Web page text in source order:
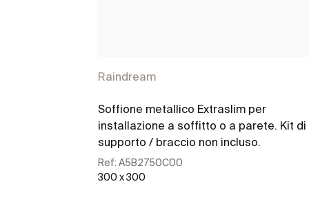
Raindream
Soffione metallico Extraslim per
installazione a soffitto o a parete. Kit di
supporto / braccio non incluso.
Ref: A5B2750C00
300 x 300